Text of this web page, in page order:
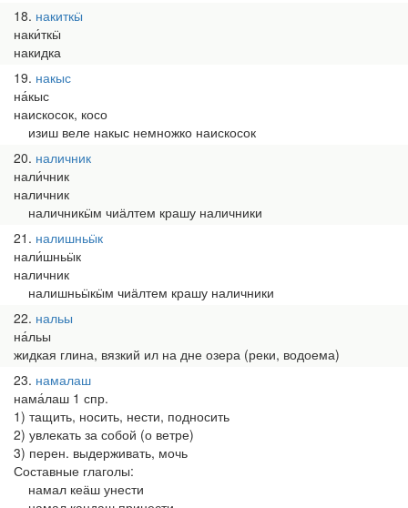
18 накиткӹ
наки́ткӹ
накидка
19 накыс
на́кыс
наискосок, косо
изиш веле накыс немножко наискосок
20 наличник
нали́чник
наличник
наличникӹм чиӓлтем крашу наличники
21 налишньӹк
нали́шньӹк
наличник
налишньӹкӹм чиӓлтем крашу наличники
22 нальы
на́льы
жидкая глина, вязкий ил на дне озера (реки, водоема)
23 намалаш
нама́лаш 1 спр.
1) тащить, носить, нести, подносить
2) увлекать за собой (о ветре)
3) перен. выдерживать, мочь
Составные глаголы:
намал кеӓш унести